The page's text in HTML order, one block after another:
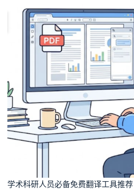
学术科研人员必备免费翻译工具推